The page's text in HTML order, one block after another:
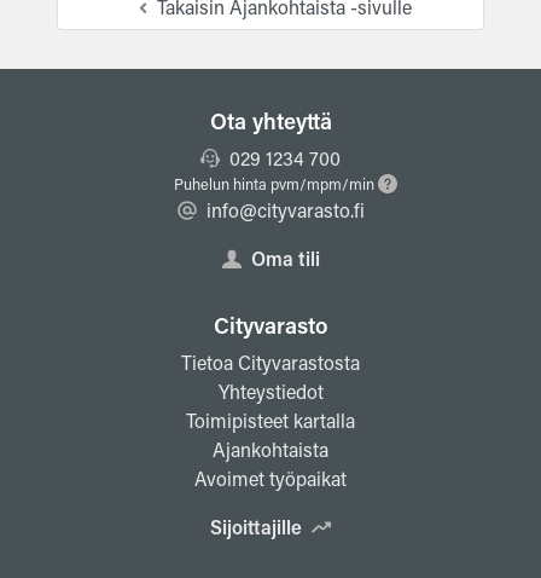
Takaisin Ajankohtaista -sivulle
Ota yhteyttä
029 1234 700
Puhelun hinta pvm/mpm/min
info@cityvarasto.fi
Oma tili
Cityvarasto
Tietoa Cityvarastosta
Yhteystiedot
Toimipisteet kartalla
Ajankohtaista
Avoimet työpaikat
Sijoittajille